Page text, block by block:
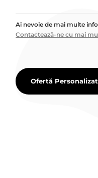
Ai nevoie de mai multe
Contactează-ne cu mai
Ofertă